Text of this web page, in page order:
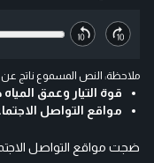
ملاحظة: النص المسموع ناتج عن
قوة التيار وعمق
مواقع التواصل
ضجت مواقع التواصل